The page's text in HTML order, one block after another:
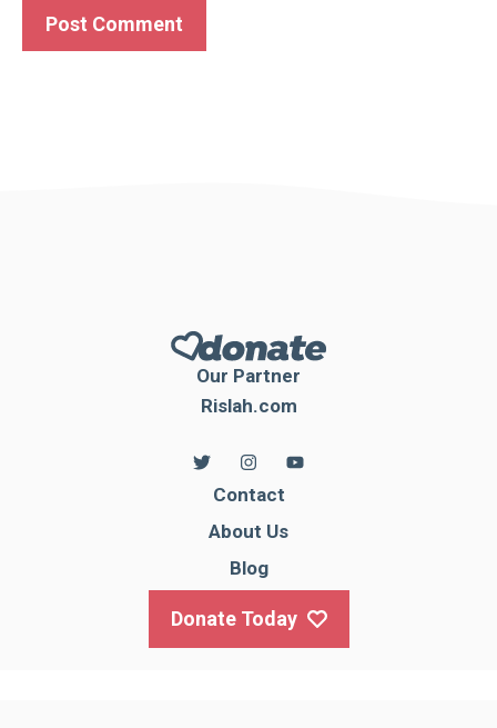
Our Partner
Rislah.com
Contact
About Us
Blog
Donate Today